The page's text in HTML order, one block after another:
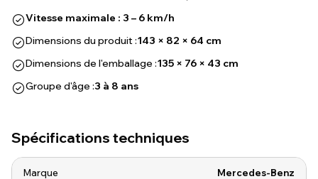
Vitesse maximale : 3 – 6 km/h
Dimensions du produit :143 × 82 × 64 cm
Dimensions de l'emballage :135 × 76 × 43 cm
Groupe d'âge :3 à 8 ans
Spécifications techniques
Marque Mercedes-Benz